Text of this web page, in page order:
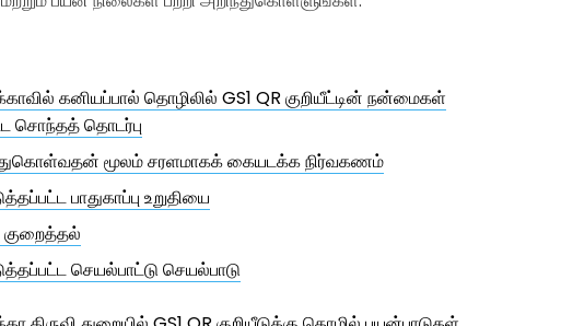
கனியப்பால் தொழிலில் GS1 QR குறியீட்டின் நன்மைகள்
சொந்தத் தொடர்பு
மூலம் சரளமாகக் கையடக்க நிர்வகணம்
பாதுகாப்பு உறுதியை
குறைத்தல்
செயல்பாட்டு செயல்பாடு